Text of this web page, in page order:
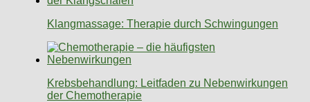
Klangmassage: Therapie durch Schwingungen
Krebsbehandlung: Leitfaden zu Nebenwirkungen
der Chemotherapie